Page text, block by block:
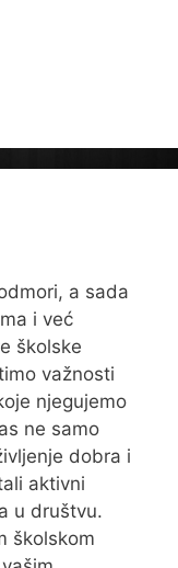
a sada
i već
školske
važnosti
njegujemo
ne samo
dobra i
aktivni
u društvu.
školskom